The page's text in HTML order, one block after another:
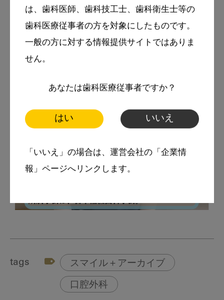
は、歯科医師、歯科技工士、歯科衛生士等の
歯科医療従事者の方を対象にしたものです。
一般の方に対する情報提供サイトではありま
せん。
あなたは歯科医療従事者ですか？
はい いいえ
「いいえ」の場合は、運営会社の「企業情
報」ページへリンクします。
を受診する患者さんの経緯と症状
tags スマイル＋アーカイブ
口腔外科